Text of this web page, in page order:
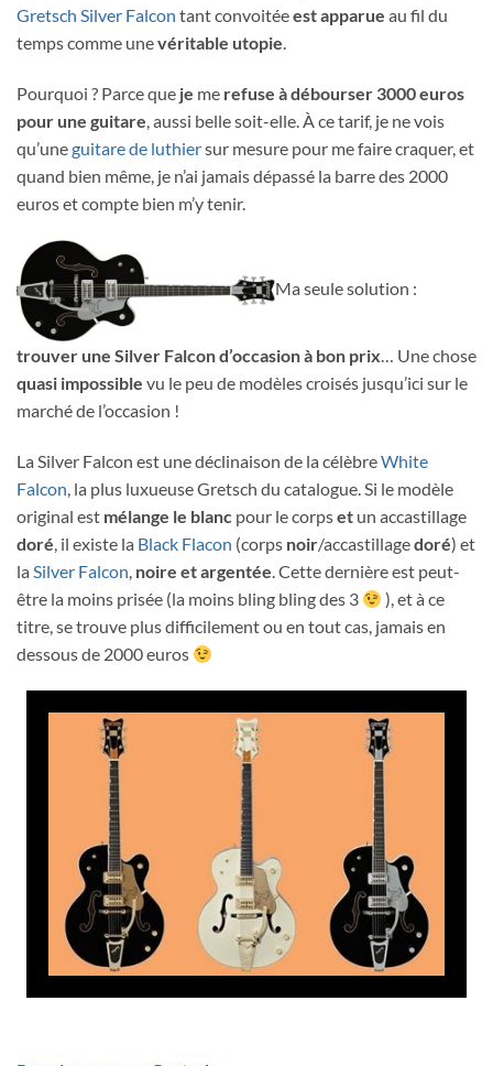
Gretsch Silver Falcon tant convoitéeest apparue au fil du
temps comme unevéritable utopie.
Pourquoi ? Parce que je me refuse à débourser 3000 euros
pour une guitare, aussi belle soit-elle. À ce tarif, je ne vois
qu’uneguitare de luthiersur mesure pour me faire craquer, et
quand bien même, je n’ai jamais dépassé la barre des 2000
euros et compte bien m’y tenir.
Ma seule solution :
trouver une Silver Falcon d’occasion à bon prix… Une chose
quasi impossible vu le peu de modèles croisés jusqu’ici sur le
marché de l’occasion !
La Silver Falcon est une déclinaison de la célèbreWhite
Falcon, la plus luxueuse Gretsch du catalogue. Si le modèle
original est mélange le blanc pour le corpset un accastillage
doré, il existe la Black Flacon (corps noir/accastillagedoré) et
la Silver Falcon, noire etargentée. Cette dernière est peut-
être la moins prisée (la moins bling bling des 3
), et à ce
titre, se trouve plus difficilement ou en tout cas, jamais en
dessous de 2000 euros